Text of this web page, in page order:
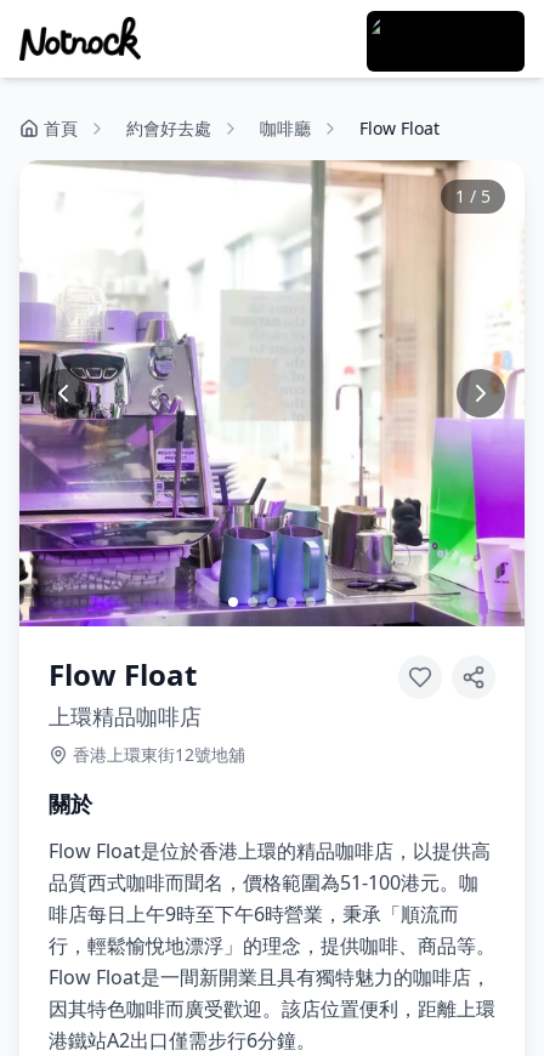
首頁 約會好去處 咖啡廳 Flow Float
1 / 5
Flow Float
上環精品咖啡店
香港上環東街12號地舖
關於
Flow Float是位於香港上環的精品咖啡店，以提供高
品質西式咖啡而聞名，價格範圍為51-100港元。咖
啡店每日上午9時至下午6時營業，秉承「順流而
行，輕鬆愉悅地漂浮」的理念，提供咖啡、商品等。
Flow Float是一間新開業且具有獨特魅力的咖啡店，
因其特色咖啡而廣受歡迎。該店位置便利，距離上環
港鐵站A2出口僅需步行6分鐘。